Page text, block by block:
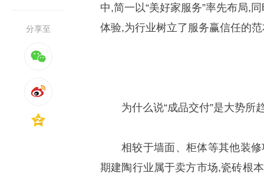
分享至
中,简一以“美好家服务”率先布局,
体验,为行业树立了服务赢信任的
为什么说“成品交付”是大势所
相较于墙面、柜体等其他装
期建陶行业属于卖方市场,瓷砖根